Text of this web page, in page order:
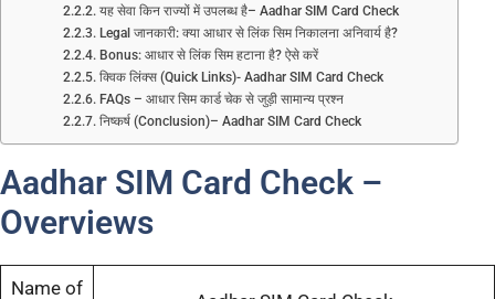
यह सेवा किन राज्यों में उपलब्ध है– Aadhar SIM Card Check
Legal जानकारी: क्या आधार से लिंक सिम निकालना अनिवार्य है?
Bonus: आधार से लिंक सिम हटाना है? ऐसे करें
क्विक लिंक्स (Quick Links)- Aadhar SIM Card Check
FAQs – आधार सिम कार्ड चेक से जुड़ी सामान्य प्रश्न
निष्कर्ष (Conclusion)– Aadhar SIM Card Check
Aadhar SIM Card Check –
Overviews
Name of